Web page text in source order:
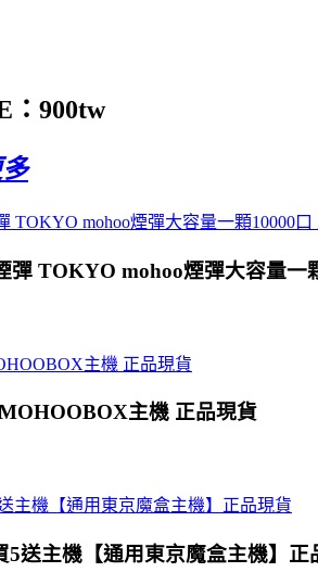
900tw
彈 TOKYO mohoo煙彈大容量一
主機 正品現貨
5送主機【通用東京魔盒主機】正